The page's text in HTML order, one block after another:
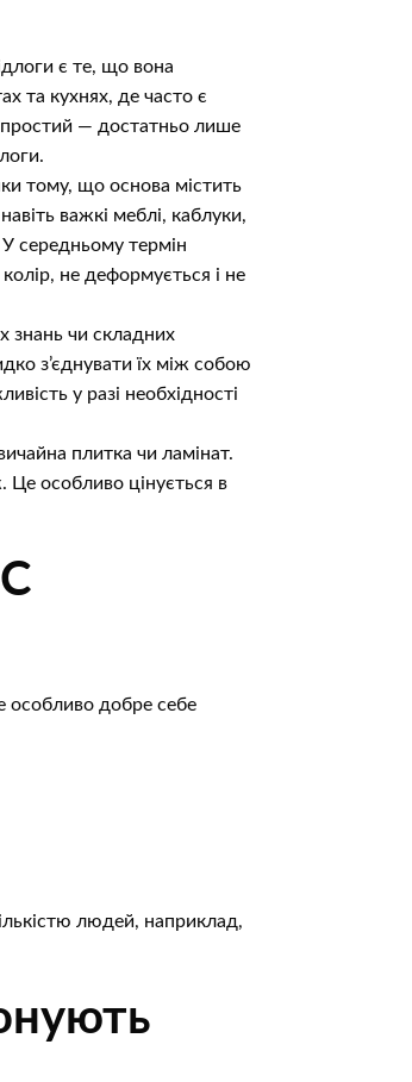
є те, що вона
та кухнях, де часто є
— достатньо лише
тому, що основа містить
важкі меблі, каблуки,
середньому термін
не деформується і не
знань чи складних
з’єднувати їх між собою
у разі необхідності
плитка чи ламінат.
Це особливо цінується в
особливо добре себе
людей, наприклад,